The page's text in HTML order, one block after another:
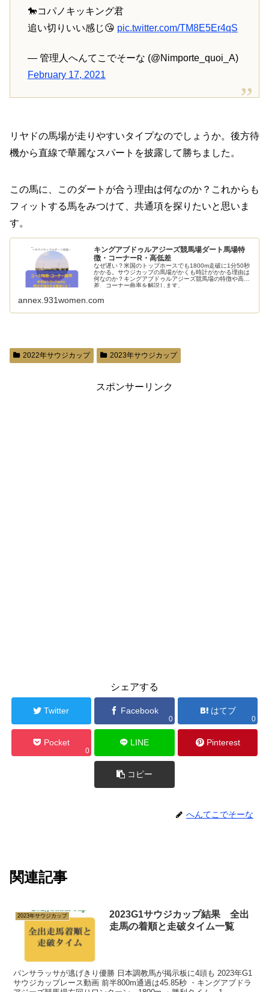
🐎コパノキッキング君
追い切りいい感じ😘 pic.twitter.com/TM8E5Er4qS
— 管理人へんてこでそーな (@Nimporte_quoi_A)
February 17, 2021
リヤドの馬場が走りやすいタイプなのでしょうか。後方待
機から直線で華麗なスパートを披露して勝ちました。
この馬に、このダートが合う理由は何なのか？これからも
フィットする馬をみつけて、共通項を探りたいと思いま
す。
キングアブドゥルアジーズ競馬場ダート馬場特
徴・コーナーR・高低差
なぜ遅い？米国のトップホースでも1800m走破に1分50秒
かかる。サウジカップの馬場がかくも時計がかかる理由は
何なのか？キングアブドゥルアジーズ競馬場の特徴や高低
差、コーナー曲率を解説します。
annex.931women.com
2022年サウジカップ 2023年サウジカップ
スポンサーリンク
シェアする
Twitter Facebook
0
はてブ
0
Pocket
0
LINE Pinterest
コピー
へんてこでそーな
関連記事
2023年サウジカップ
2023G1サウジカップ結果 全出
走馬の着順と走破タイム一覧
パンサラッサが逃げきり優勝 日本調教馬が掲示板に4頭も 2023年G1
サウジカップレース動画 前半800m通過は45.85秒 ・キングアブドラ